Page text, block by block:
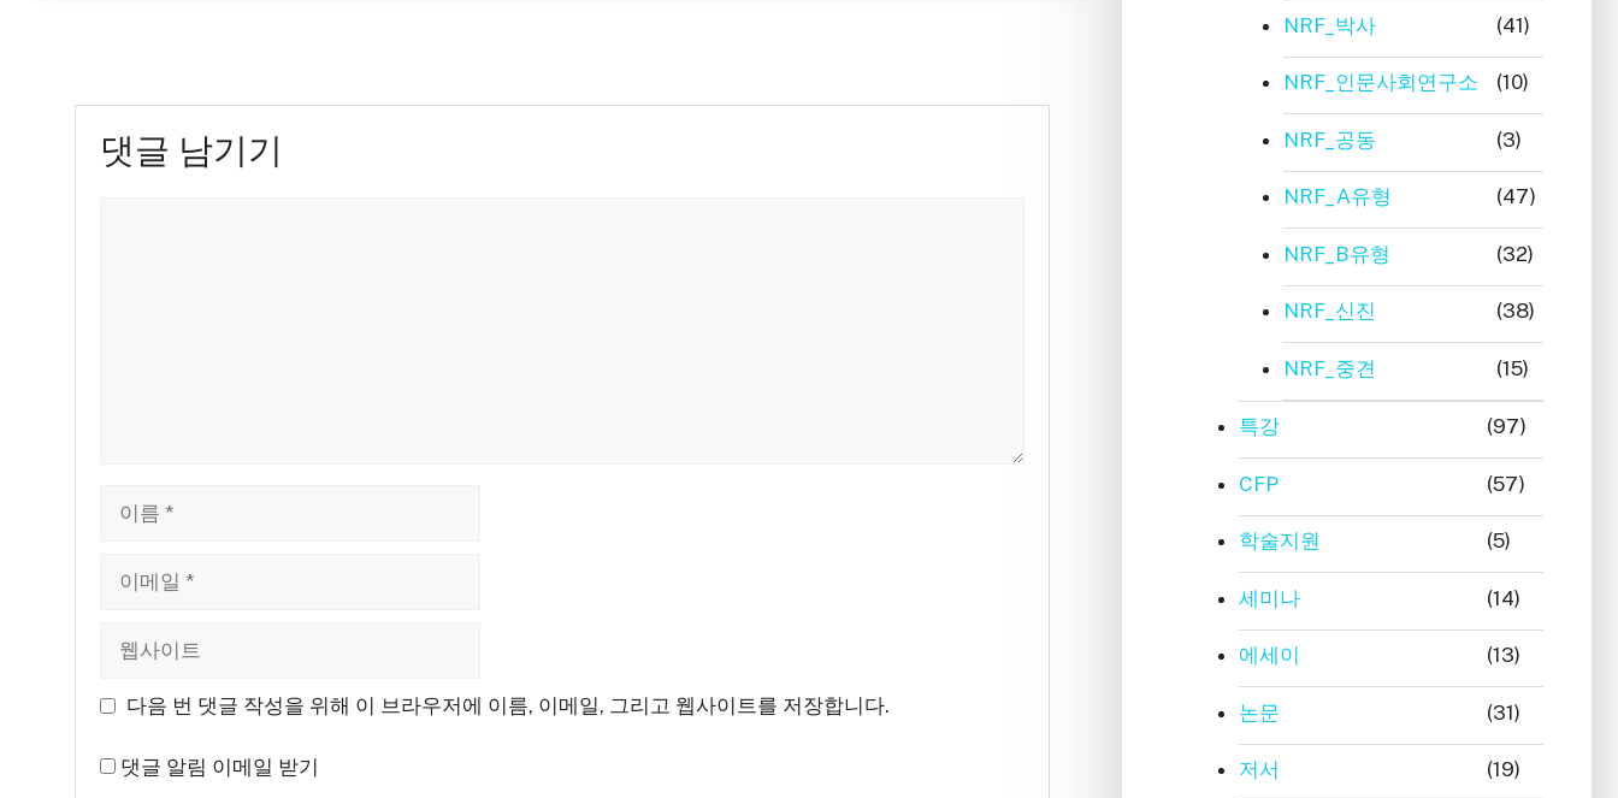
댓글 남기기
이 다음 번 댓글 작성을 위해 이 브라우저에 이름, 이메일, 그리고 웹사이트를 저장합니다.
댓글 알림 이메일 받기
NRF_박사 (41)
NRF_인문사회연구소 (10)
NRF_공동 (3)
NRF_A유형 (47)
NRF_B유형 (32)
NRF_신진 (38)
NRF_중견 (15)
특강 (97)
CFP (57)
학술지원 (5)
세미나 (14)
에세이 (13)
논문 (31)
저서 (19)